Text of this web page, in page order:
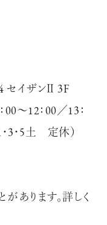
セイザンⅡ 3F
～12：00／13：
3・5土 定休）
あります。詳しく